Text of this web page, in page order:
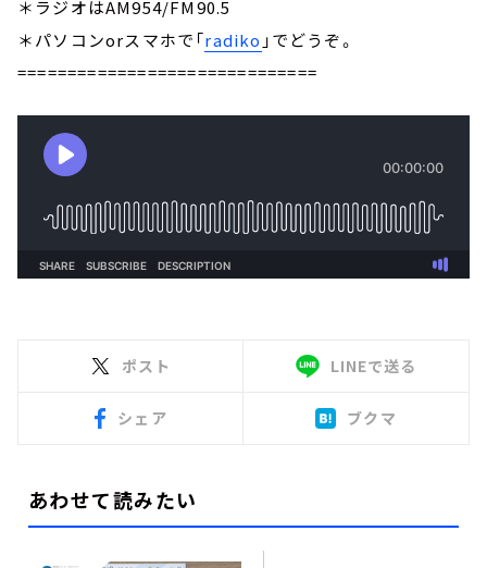
＊ラジオはAM954/FM90.5
＊パソコンorスマホで「radiko 」でどうぞ。
==============================
ポスト LINEで送る
シェア ブクマ
あわせて読みたい